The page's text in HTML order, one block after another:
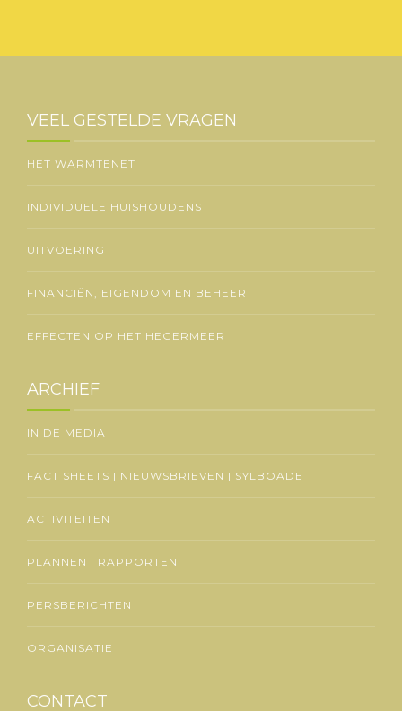
VEEL GESTELDE VRAGEN
HET WARMTENET
INDIVIDUELE HUISHOUDENS
UITVOERING
FINANCIËN, EIGENDOM EN BEHEER
EFFECTEN OP HET HEGERMEER
ARCHIEF
IN DE MEDIA
FACT SHEETS | NIEUWSBRIEVEN | SYLBOADE
ACTIVITEITEN
PLANNEN | RAPPORTEN
PERSBERICHTEN
ORGANISATIE
CONTACT